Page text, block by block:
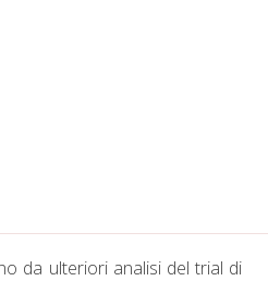
dimostrano che i pazienti
(idebenone) hanno un
broncopolmonari
di ricoveri causati da tali
necessità di un trattamento
ai pazienti trattati con il
da ulteriori analisi del trial di